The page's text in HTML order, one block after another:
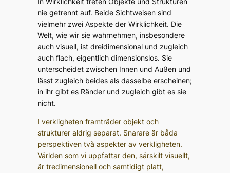
nie getrennt auf. Beide Sichtweisen sind
vielmehr zwei Aspekte der Wirklichkeit. Die
Welt, wie wir sie wahrnehmen, insbesondere
auch visuell, ist dreidimensional und zugleich
auch flach, eigentlich dimensionslos. Sie
unterscheidet zwischen Innen und Außen und
lässt zugleich beides als dasselbe erscheinen;
in ihr gibt es Ränder und zugleich gibt es sie
nicht.
I verkligheten framträder objekt och
strukturer aldrig separat. Snarare är båda
perspektiven två aspekter av verkligheten.
Världen som vi uppfattar den, särskilt visuellt,
är tredimensionell och samtidigt platt,